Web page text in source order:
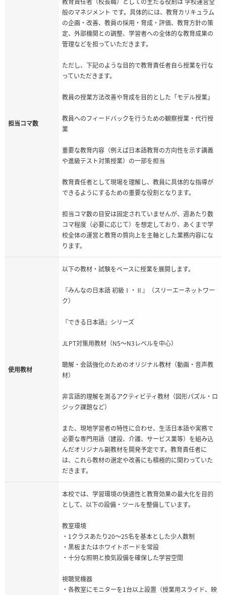
担当コマ数
般のマネジメント です。具体的には、教育カリキュラム
の企画・改善、教員の採用・育成・評価、教育方針の策
定、外部機関との調整、学習者への全体的な教育成果の
管理などを担っていただきます。
ただし、下記のような目的で教育責任者自ら授業を行な
っていただきます。
教員の授業方法改善や育成を目的とした「モデル授業」
教員へのフィードバックを行うための観察授業・代行授
業
重要な教育内容（例えば日本語教育の方向性を示す講義
や進級テスト対策授業）の一部を担当
教育責任者として現場を理解し、教員に具体的な指導が
できるようにするための重要な役割となります。
担当コマ数の目安は固定されていませんが、週あたり数
コマ程度（必要に応じて）を想定しており、あくまで学
校全体の運営と教育の質向上を主軸とした業務内容にな
ります。
使用教材
以下の教材・試験をベースに授業を展開します。
『みんなの日本語 初級Ⅰ・Ⅱ』（スリーエーネットワー
ク）
『できる日本語』シリーズ
JLPT対策用教材（N5〜N3レベルを中心）
聴解・会話強化のためのオリジナル教材（動画・音声教
材）
非言語的理解を測るアクティビティ教材（図形パズル・ロ
ジック課題など）
また、現地学習者の特性に合わせ、生活日本語や実務で
必要な専門用語（建設、介護、サービス業等）を組み込
んだオリジナル副教材を開発予定です。教育責任者に
は、これら教材の選定や改善にも積極的に関わっていた
だきます。
本校では、学習環境の快適性と教育効果の最大化を目的
として、以下の設備・ツールを整備しています。
教室環境
・1クラスあたり20～25名を基本とした少人数制
・黒板またはホワイトボードを常設
・十分な照明と換気設備を確保した学習空間
視聴覚機器
・各教室にモニターを1台以上設置（授業用スライド、映